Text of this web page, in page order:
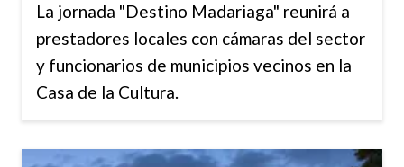
La jornada "Destino Madariaga" reunirá a
prestadores locales con cámaras del sector
y funcionarios de municipios vecinos en la
Casa de la Cultura.